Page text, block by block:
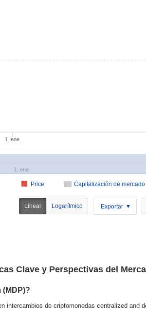
Capitalización de mercado
Price
1. ene.
1. ene.
Lineal Logarítmico Exportar
Clave y Perspectivas del
intercambios de criptomonedas centralized and